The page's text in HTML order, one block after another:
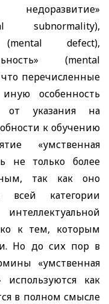
subnormality),
(mental defect),
(mental
перечисленные
особенность
от указания на
к обучению
«умственная
не только более
так как оно
всей категории
к тем, которым
Но до сих пор в
«умственная
используются как
в полном смысле